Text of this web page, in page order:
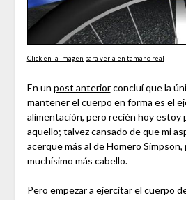
Click en la imagen para verla en tamaño real
En un post anteriorconcluí que la
mantener el cuerpo en forma es el
alimentación, pero recién hoy estoy
aquello; talvez cansado de que mi
acerque más al de Homero
muchísimo más cabello.
Pero empezar a ejercitar el cuerpo